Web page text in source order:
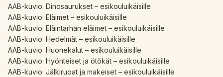
AAB-kuvio: Dinosaurukset – esikouluikäisille
AAB-kuvio: Eläimet – esikouluikäisille
AAB-kuvio: Eläintarhan eläimet – esikouluikäisille
AAB-kuvio: Hedelmät – esikouluikäisille
AAB-kuvio: Huonekalut – esikouluikäisille
AAB-kuvio: Hyönteiset ja ötökät – esikouluikäisille
AAB-kuvio: Jälkiruoat ja makeiset – esikouluikäisille